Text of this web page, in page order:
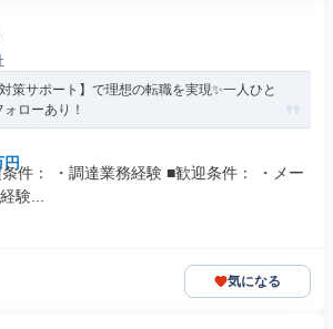
策サポート】で理想の転職を実現✨一人ひと
ローあり！
件： ・調達業務経験 ■歓迎条件： ・メー
験...
気になる